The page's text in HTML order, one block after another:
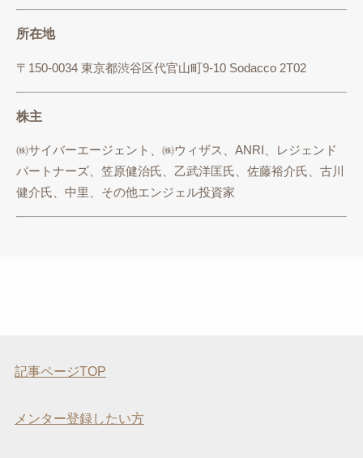
所在地
〒150-0034 東京都渋谷区代官山町9-10 Sodacco 2T02
株主
㈱サイバーエージェント、㈱ウィザス、ANRI、レジェンド
パートナーズ、笠原健治氏、乙武洋匡氏、佐藤裕介氏、古川
健介氏、中里、その他エンジェル投資家
記事ページTOP
メンター登録したい方